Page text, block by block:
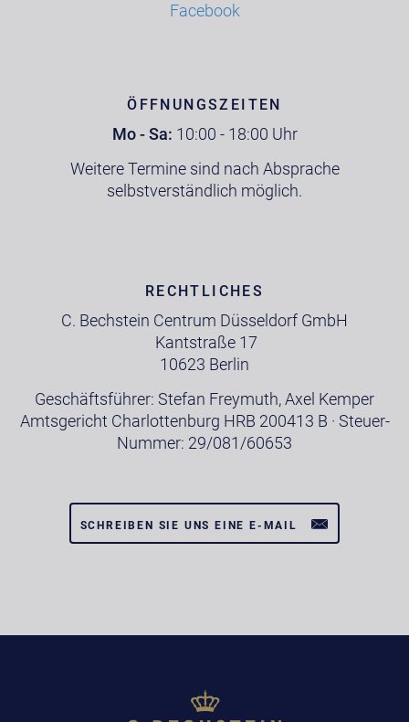
Facebook
ÖFFNUNGSZEITEN
Mo - Sa: 10:00 - 18:00 Uhr
Weitere Termine sind nach Absprache
selbstverständlich möglich.
RECHTLICHES
C. Bechstein Centrum Düsseldorf GmbH
Kantstraße 17
10623 Berlin
Geschäftsführer: Stefan Freymuth, Axel Kemper
Amtsgericht Charlottenburg HRB 200413 B · Steuer-
Nummer: 29/081/60653
SCHREIBEN SIE UNS EINE E-MAIL